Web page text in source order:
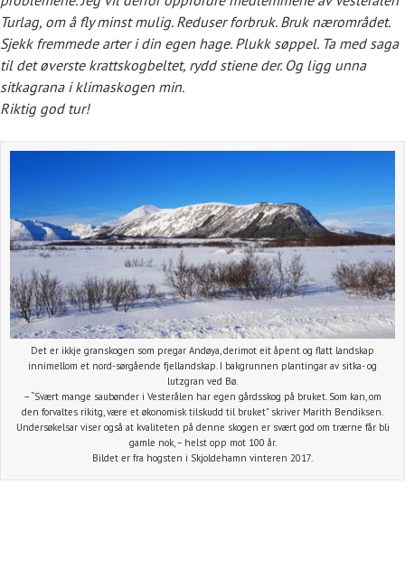
Turlag, om å fly minst mulig. Reduser forbruk. Bruk nærområdet.
Sjekk fremmede arter i din egen hage. Plukk søppel. Ta med saga
til det øverste krattskogbeltet, rydd stiene der. Og ligg unna
sitkagrana i klimaskogen min.
Riktig god tur!
Det er ikkje granskogen som pregar Andøya, derimot eit åpent og flatt landskap
innimellom et nord-sørgående fjellandskap. I bakgrunnen plantingar av sitka- og
lutzgran ved Bø.
– “Svært mange saubønder i Vesterålen har egen gårdsskog på bruket. Som kan, om
den forvaltes rikitg, være et økonomisk tilskudd til bruket” skriver Marith Bendiksen.
Undersøkelsar viser også at kvaliteten på denne skogen er svært god om trærne får bli
gamle nok, – helst opp mot 100 år.
Bildet er fra hogsten i Skjoldehamn vinteren 2017.